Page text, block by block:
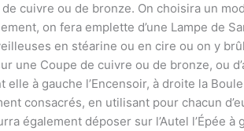
cuivre ou de bronze. On choisira un
on fera emplette d’une Lampe de
en stéarine ou en cire ou on y
une Coupe de cuivre ou de bronze, ou
à gauche l’Encensoir, à droite la
consacrés, en utilisant pour chacun
également déposer sur l’Autel l’Épée